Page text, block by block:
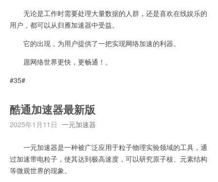
无论是工作时需要处理大量数据的人群，还是喜欢在线娱乐的
用户，都可以从归雁加速器中受益。
它的出现，为用户提供了一把实现网络加速的利器。
愿网络世界更快，更畅通！。
#35#
酷通加速器最新版
2025年1月11日 一元加速器
一元加速器是一种被广泛应用于粒子物理实验领域的工具，通
过加速带电粒子，使其达到极高速度，可以研究原子核、元素结构
等微观世界的现象。